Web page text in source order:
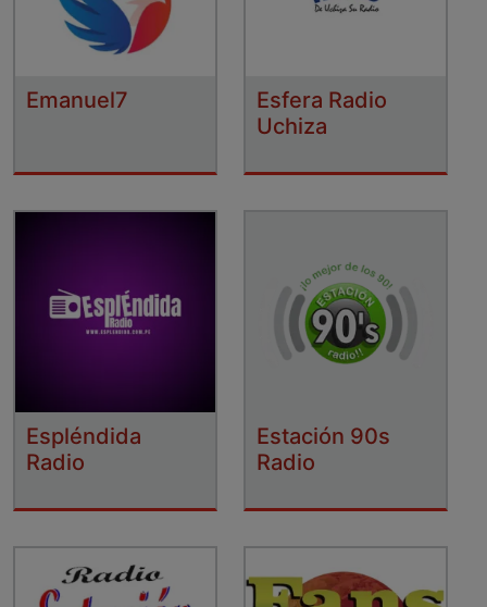
Emanuel7
Esfera Radio
Uchiza
Espléndida
Radio
Estación 90s
Radio